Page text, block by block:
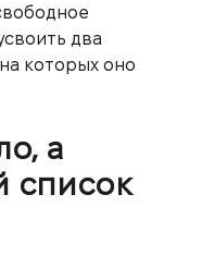
два
которых оно
а
список